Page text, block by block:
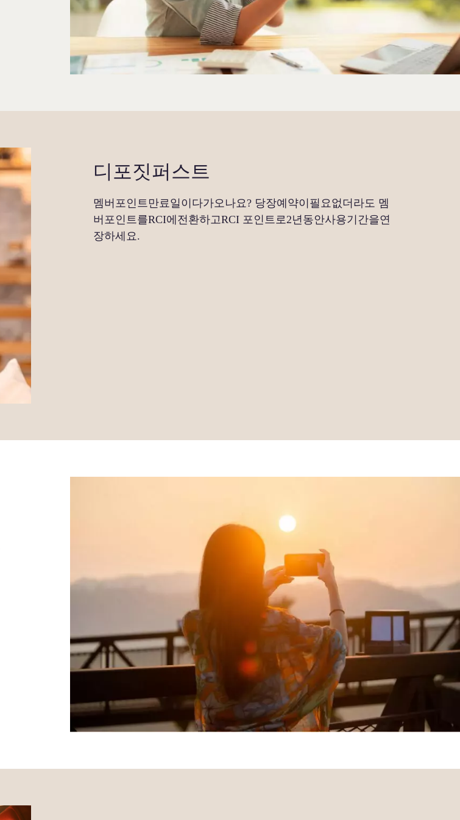
디포짓퍼스트
멤버포인트만료일이다가오나요? 당장예약이필요없더라도 멤
버포인트를RCI에전환하고RCI 포인트로2년동안사용기간을연
장하세요.